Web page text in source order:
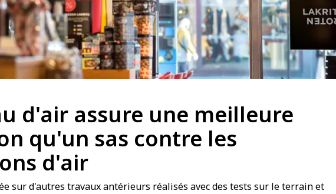
d'air assure une meilleure
qu'un sas contre les
d'air
sur d'autres travaux antérieurs réalisés avec des tests sur le terrain et